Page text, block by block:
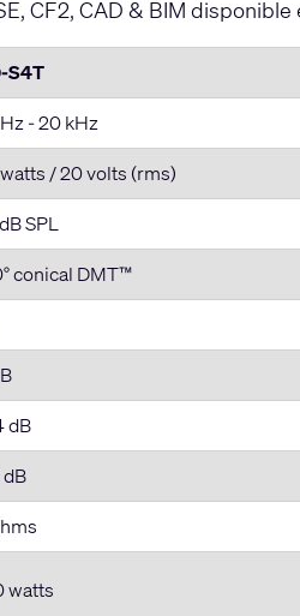
CF2, CAD & BIM disponible
S4T
- 20 kHz
/ 20 volts (rms)
SPL
conical DMT™
dB
dB
watts